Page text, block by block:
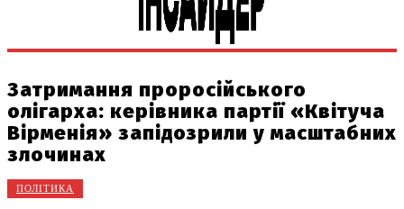
Затримання проросійського
олігарха: керівника партії «Квітуча
Вірменія» запідозрили у масштабних
злочинах
ПОЛІТИКА